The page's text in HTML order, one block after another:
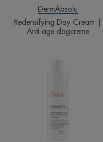
DermAbsolu
Redensifying Day Cream |
Anti-age dagcreme
Cream
Rensecreme
til
uren